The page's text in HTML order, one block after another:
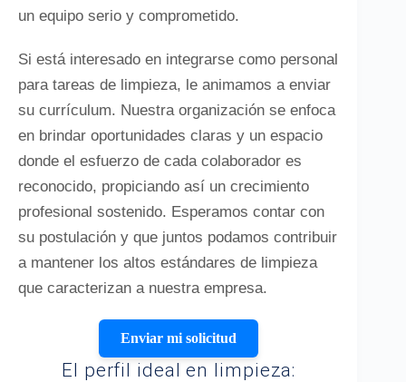
un equipo serio y comprometido.
Si está interesado en integrarse como personal
para tareas de limpieza, le animamos a enviar
su currículum. Nuestra organización se enfoca
en brindar oportunidades claras y un espacio
donde el esfuerzo de cada colaborador es
reconocido, propiciando así un crecimiento
profesional sostenido. Esperamos contar con
su postulación y que juntos podamos contribuir
a mantener los altos estándares de limpieza
que caracterizan a nuestra empresa.
Enviar mi solicitud
El perfil ideal en limpieza: